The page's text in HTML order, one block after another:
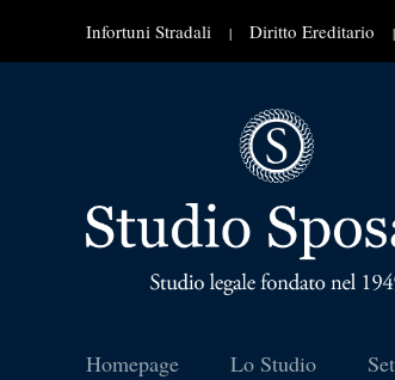
Infortuni Stradali | Diritto Ereditario |
Homepage Lo Studio